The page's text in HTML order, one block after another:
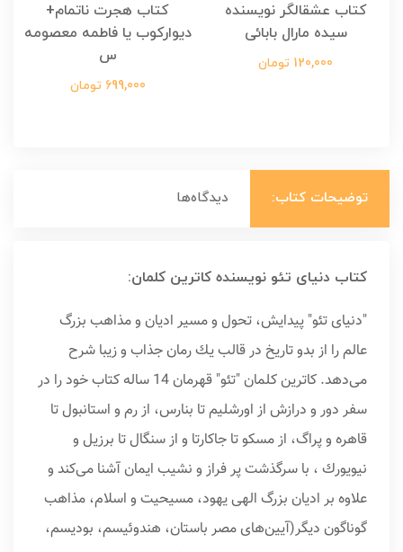
کتاب عشقالگر نویسنده
سیده مارال بابائی
120,000 تومان
کتاب هجرت ناتمام+
دیوارکوب یا فاطمه معصومه
س
699,000 تومان
توضیحات کتاب: دیدگاه‌ها
کتاب دنیای تئو نویسنده کاترین کلمان:
"دنیای تئو" پیدایش، تحول و مسیر ادیان و مذاهب بزرگ
عالم را از بدو تاریخ در قالب یك رمان جذاب و زیبا شرح
می‌دهد. كاترین كلمان "تئو" قهرمان 14 ساله كتاب خود را در
سفر دور و درازش از اورشلیم تا بنارس، از رم و استانبول تا
قاهره و پراگ، از مسكو تا جاكارتا و از سنگال تا برزیل و
نیویورك ، با سرگذشت پر فراز و نشیب ایمان آشنا می‌كند و
علاوه بر ادیان بزرگ الهی یهود، مسیحیت و اسلام، مذاهب
گوناگون دیگر(آیین‌های مصر باستان، هندوئیسم، بودیسم،